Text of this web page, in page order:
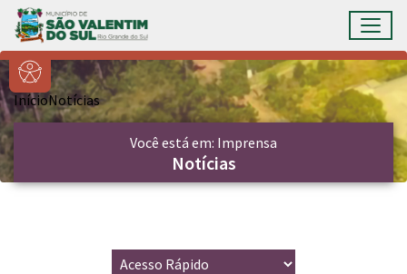
Ir para conteúdo principal
Conteúdo Principal
InícioNotícias
Você está em: Imprensa
Notícias